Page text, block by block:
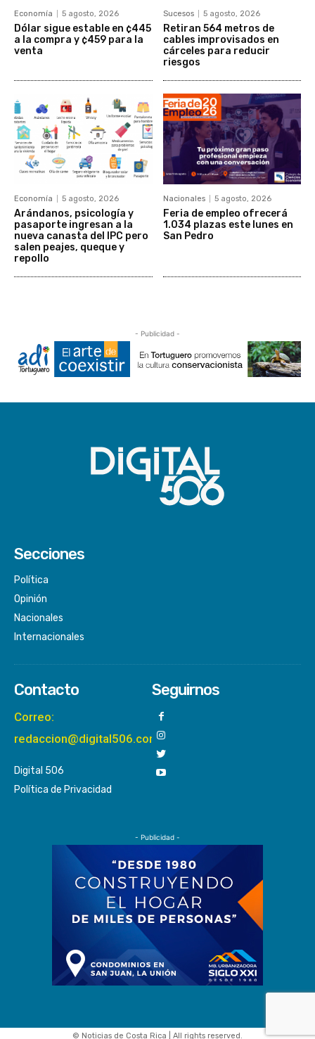
Economía 5 agosto, 2026
Dólar sigue estable en ¢445
a la compra y ¢459 para la
venta
Sucesos 5 agosto, 2026
Retiran 564 metros de
cables improvisados en
cárceles para reducir
riesgos
Economía 5 agosto, 2026
Arándanos, psicología y
pasaporte ingresan a la
nueva canasta del IPC pero
salen peajes, queque y
repollo
Nacionales 5 agosto, 2026
Feria de empleo ofrecerá
1.034 plazas este lunes en
San Pedro
- Publicidad -
Secciones
Política
Opinión
Nacionales
Internacionales
Contacto
Correo:
redaccion@digital506.com
Digital 506
Política de Privacidad
Seguirnos
- Publicidad -
© Noticias de Costa Rica | All rights reserved.